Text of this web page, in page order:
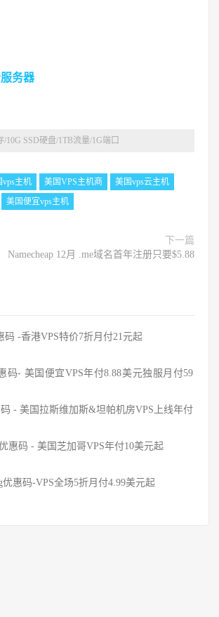
务器
/10G SSD硬盘/1TB流量/1G端口
vps主机 美国VPS主机商
美国vps云主机
美国便宜vps主机
下一篇
Namecheap 12月 .me域名首年注册只要$5.88
码 -香港VPS特价7折月付21元起
码- 美国便宜VPS年付8.88美元独服月付59
码 - 美国拉斯维加斯&坦帕机房VPS上线年付
惠码 - 美国芝加哥VPS年付10美元起
优惠码-VPS全场5折月付4.99美元起